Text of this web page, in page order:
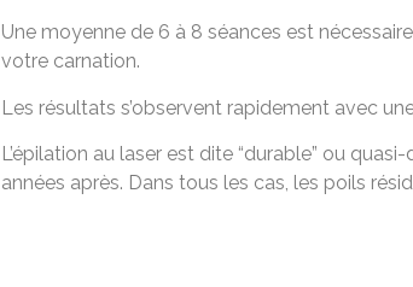
Une moyenne de 6 à 8 séances est
votre carnation.
Les résultats s’observent rapidement avec
L’épilation au laser est dite “durable” ou
années après. Dans tous les cas, les poils